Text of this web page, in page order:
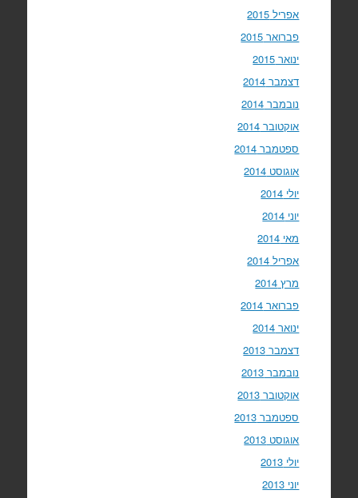
אפריל 2015
פברואר 2015
ינואר 2015
דצמבר 2014
נובמבר 2014
אוקטובר 2014
ספטמבר 2014
אוגוסט 2014
יולי 2014
יוני 2014
מאי 2014
אפריל 2014
מרץ 2014
פברואר 2014
ינואר 2014
דצמבר 2013
נובמבר 2013
אוקטובר 2013
ספטמבר 2013
אוגוסט 2013
יולי 2013
יוני 2013